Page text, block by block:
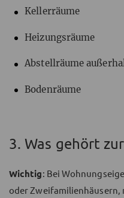
Kellerräume
Heizungsräume
Abstellräume
Bodenräume
3. Was gehört
Wichtig: Bei
oder Zweifamilienhäusern,